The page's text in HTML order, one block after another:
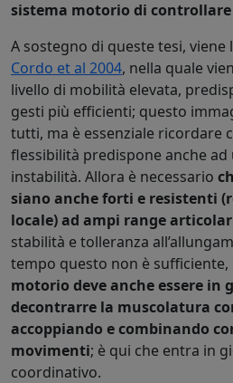
sistema motorio di
A sostegno di queste tesi, viene
Cordo et al 2004, nella quale
livello di mobilità elevata,
gesti più efficienti; questo
tutti, ma è essenziale ricordare
flessibilità predispone anche
instabilità. Allora è necessario
siano anche forti e resistenti
locale) ad ampi range
stabilità e tolleranza
tempo questo non è sufficiente,
motorio deve anche essere in
decontrarre la muscolatura
accoppiando e combinando
movimenti; è qui che entra in
coordinativo.